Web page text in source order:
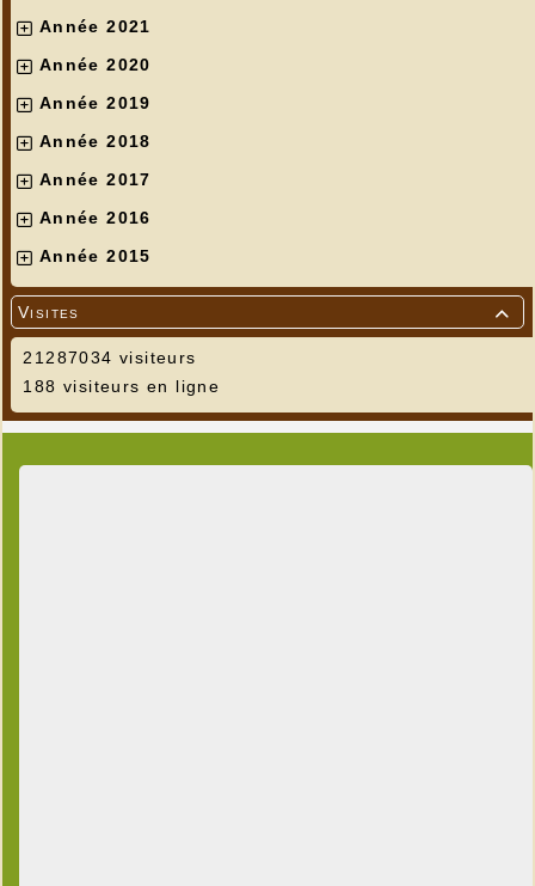
Année 2021
Année 2020
Année 2019
Année 2018
Année 2017
Année 2016
Année 2015

Visites
21287034 visiteurs
188 visiteurs en ligne